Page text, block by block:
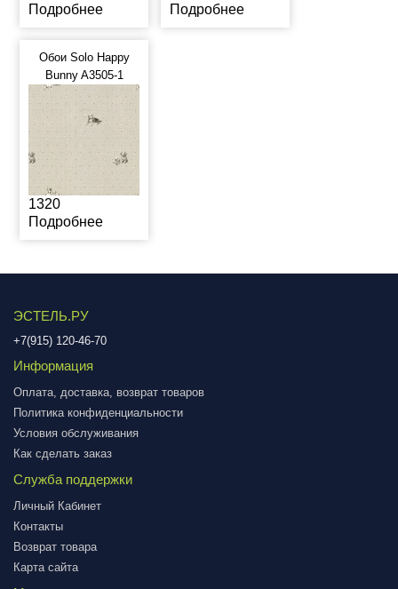
Подробнее
Подробнее
Обои Solo Happy
Bunny A3505-1
1320
Подробнее
ЭСТЕЛЬ.РУ
+7(915) 120-46-70
Информация
Оплата, доставка, возврат товаров
Политика конфиденциальности
Условия обслуживания
Как сделать заказ
Служба поддержки
Личный Кабинет
Контакты
Возврат товара
Карта сайта